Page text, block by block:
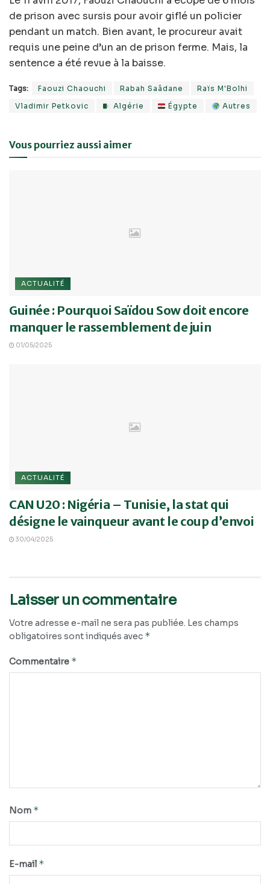
de prison avec sursis pour avoir giflé un policier
pendant un match. Bien avant, le procureur avait
requis une peine d’un an de prison ferme. Mais, la
sentence a été revue à la baisse.
Tags: Faouzi Chaouchi Rabah Saâdane
Raïs M'Bolhi
Vladimir Petkovic
Algérie Égypte Autres
Vous pourriez aussi aimer
ACTUALITÉ
Guinée : Pourquoi Saïdou Sow doit encore
manquer le rassemblement de juin
01/05/2025
ACTUALITÉ
CAN U20 : Nigéria – Tunisie, la stat qui
désigne le vainqueur avant le coup d’envoi
30/04/2025
Laisser un commentaire
Votre adresse e-mail ne sera pas publiée. Les champs
obligatoires sont indiqués avec *
Commentaire *
Nom *
E-mail *